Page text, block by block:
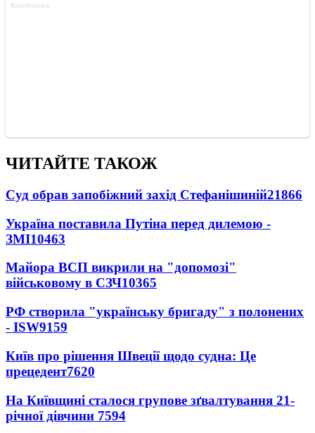
ЧИТАЙТЕ ТАКОЖ
Суд обрав запобіжний захід Стефанішиній21866
Україна поставила Путіна перед дилемою -
ЗМІ10463
Майора ВСП викрили на "допомозі"
військовому в СЗЧ10365
РФ створила "українську бригаду" з полонених
- ISW9159
Київ про рішення Швеції щодо судна: Це
прецедент7620
На Київщині сталося групове зґвалтування 21-
річної дівчини 7594